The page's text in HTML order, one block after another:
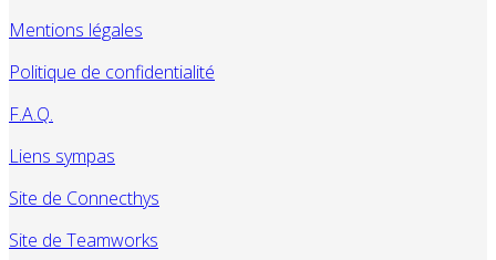
Mentions légales
Politique de confidentialité
F.A.Q.
Liens sympas
Site de Connecthys
Site de Teamworks